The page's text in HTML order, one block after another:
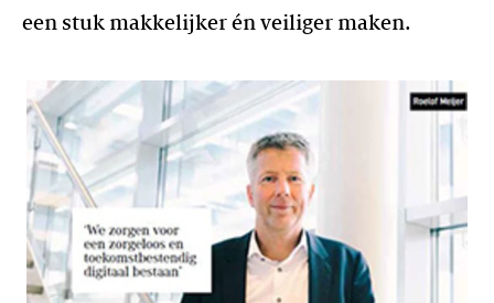
een stuk makkelijker én veiliger maken.